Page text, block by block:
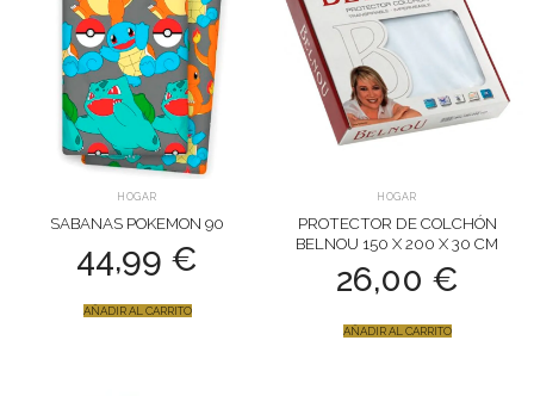
HOGAR
SABANAS POKEMON 90
44,99 €
AÑADIR AL CARRITO
HOGAR
PROTECTOR DE COLCHÓN
BELNOU 150 X 200 X 30 CM
26,00 €
AÑADIR AL CARRITO